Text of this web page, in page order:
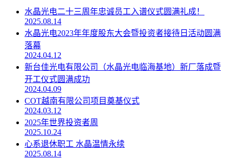
水晶光电二十三周年忠诚员工入谱仪式圆满礼成！
2025.08.14
水晶光电2023年年度股东大会暨投资者接待日活动圆满
落幕
2024.04.12
新台佳光电有限公司（水晶光电临海基地）新厂落成暨
开工仪式圆满成功
2024.04.09
COT越南有限公司项目奠基仪式
2024.03.12
2025年世界投资者周
2025.10.24
心系退休职工 水晶温情永续
2025.08.14